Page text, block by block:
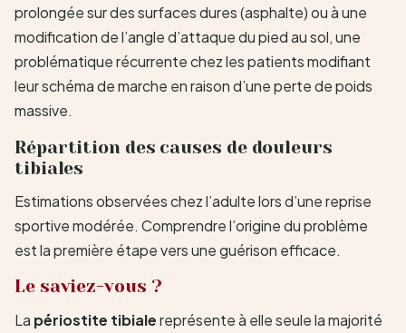
prolongée sur des surfaces dures (asphalte) ou à une
modification de l’angle d’attaque du pied au sol, une
problématique récurrente chez les patients modifiant
leur schéma de marche en raison d’une perte de poids
massive.
Répartition des causes de douleurs
tibiales
Estimations observées chez l’adulte lors d’une reprise
sportive modérée. Comprendre l’origine du problème
est la première étape vers une guérison efficace.
Le saviez-vous ?
La périostite tibialereprésente à elle seule la majorité